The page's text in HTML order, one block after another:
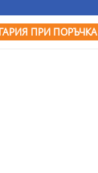
ПРИ ПОРЪЧКА